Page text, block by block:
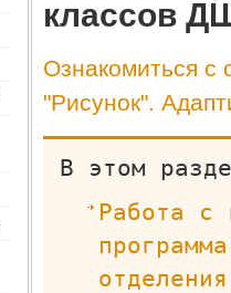
классов
Ознакомиться с
"Рисунок".
В этом
Работа с